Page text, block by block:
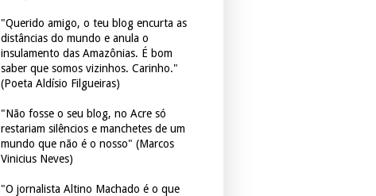
"Querido amigo, o teu blog encurta as
distâncias do mundo e anula o
insulamento das Amazônias. É bom
saber que somos vizinhos. Carinho."
(Poeta Aldísio Filgueiras)
"Não fosse o seu blog, no Acre só
restariam silêncios e manchetes de um
mundo que não é o nosso" (Marcos
Vinicius Neves)
"O jornalista Altino Machado é o que